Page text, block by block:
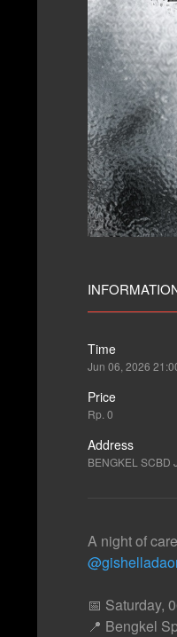
Time
Jun 06, 2026
Price
Rp. 0
Address
BENGKEL SCBD
A night of
📅 Saturday,
📍 Bengkel